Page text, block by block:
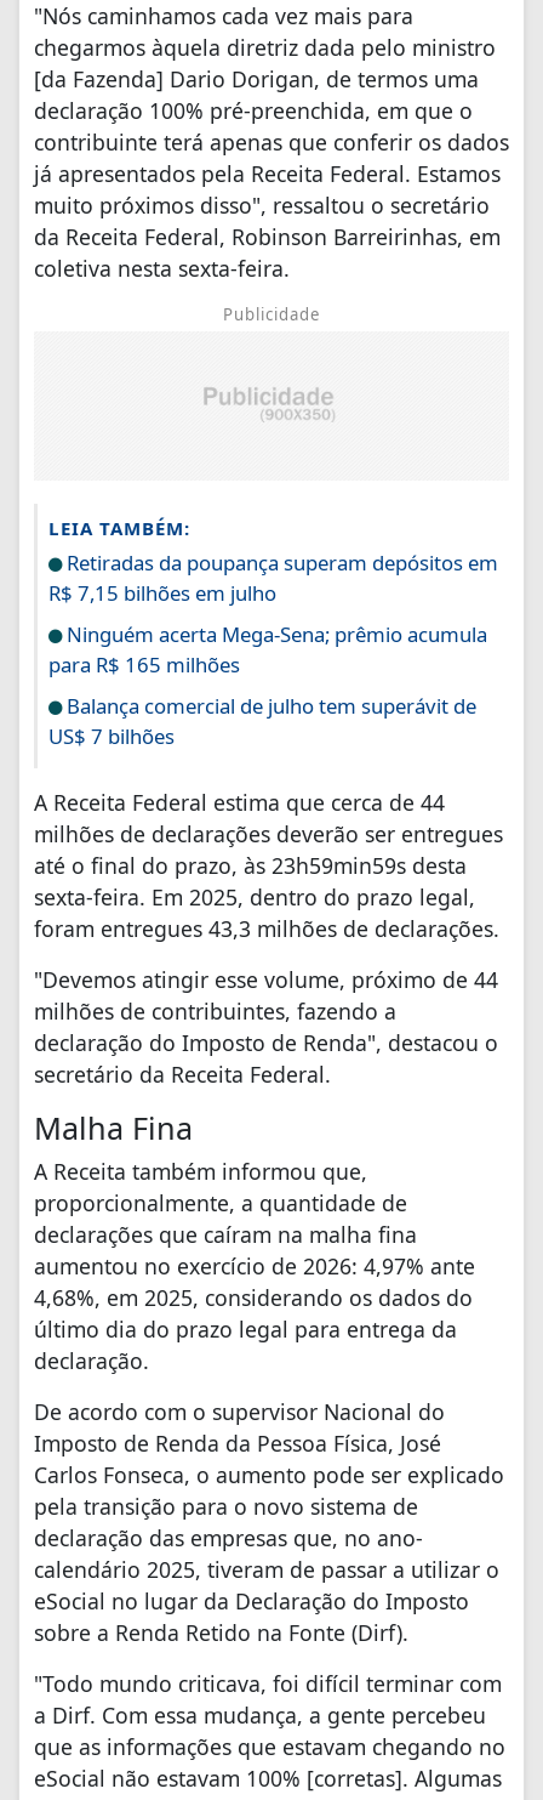
"Nós caminhamos cada vez mais para
chegarmos àquela diretriz dada pelo ministro
[da Fazenda] Dario Dorigan, de termos uma
declaração 100% pré-preenchida, em que o
contribuinte terá apenas que conferir os dados
já apresentados pela Receita Federal. Estamos
muito próximos disso", ressaltou o secretário
da Receita Federal, Robinson Barreirinhas, em
coletiva nesta sexta-feira.
Publicidade
LEIA TAMBÉM:
Retiradas da poupança superam depósitos em
R$ 7,15 bilhões em julho
Ninguém acerta Mega-Sena; prêmio acumula
para R$ 165 milhões
Balança comercial de julho tem superávit de
US$ 7 bilhões
A Receita Federal estima que cerca de 44
milhões de declarações deverão ser entregues
até o final do prazo, às 23h59min59s desta
sexta-feira. Em 2025, dentro do prazo legal,
foram entregues 43,3 milhões de declarações.
"Devemos atingir esse volume, próximo de 44
milhões de contribuintes, fazendo a
declaração do Imposto de Renda", destacou o
secretário da Receita Federal.
Malha Fina
A Receita também informou que,
proporcionalmente, a quantidade de
declarações que caíram na malha fina
aumentou no exercício de 2026: 4,97% ante
4,68%, em 2025, considerando os dados do
último dia do prazo legal para entrega da
declaração.
De acordo com o supervisor Nacional do
Imposto de Renda da Pessoa Física, José
Carlos Fonseca, o aumento pode ser explicado
pela transição para o novo sistema de
declaração das empresas que, no ano-
calendário 2025, tiveram de passar a utilizar o
eSocial no lugar da Declaração do Imposto
sobre a Renda Retido na Fonte (Dirf).
"Todo mundo criticava, foi difícil terminar com
a Dirf. Com essa mudança, a gente percebeu
que as informações que estavam chegando no
eSocial não estavam 100% [corretas]. Algumas